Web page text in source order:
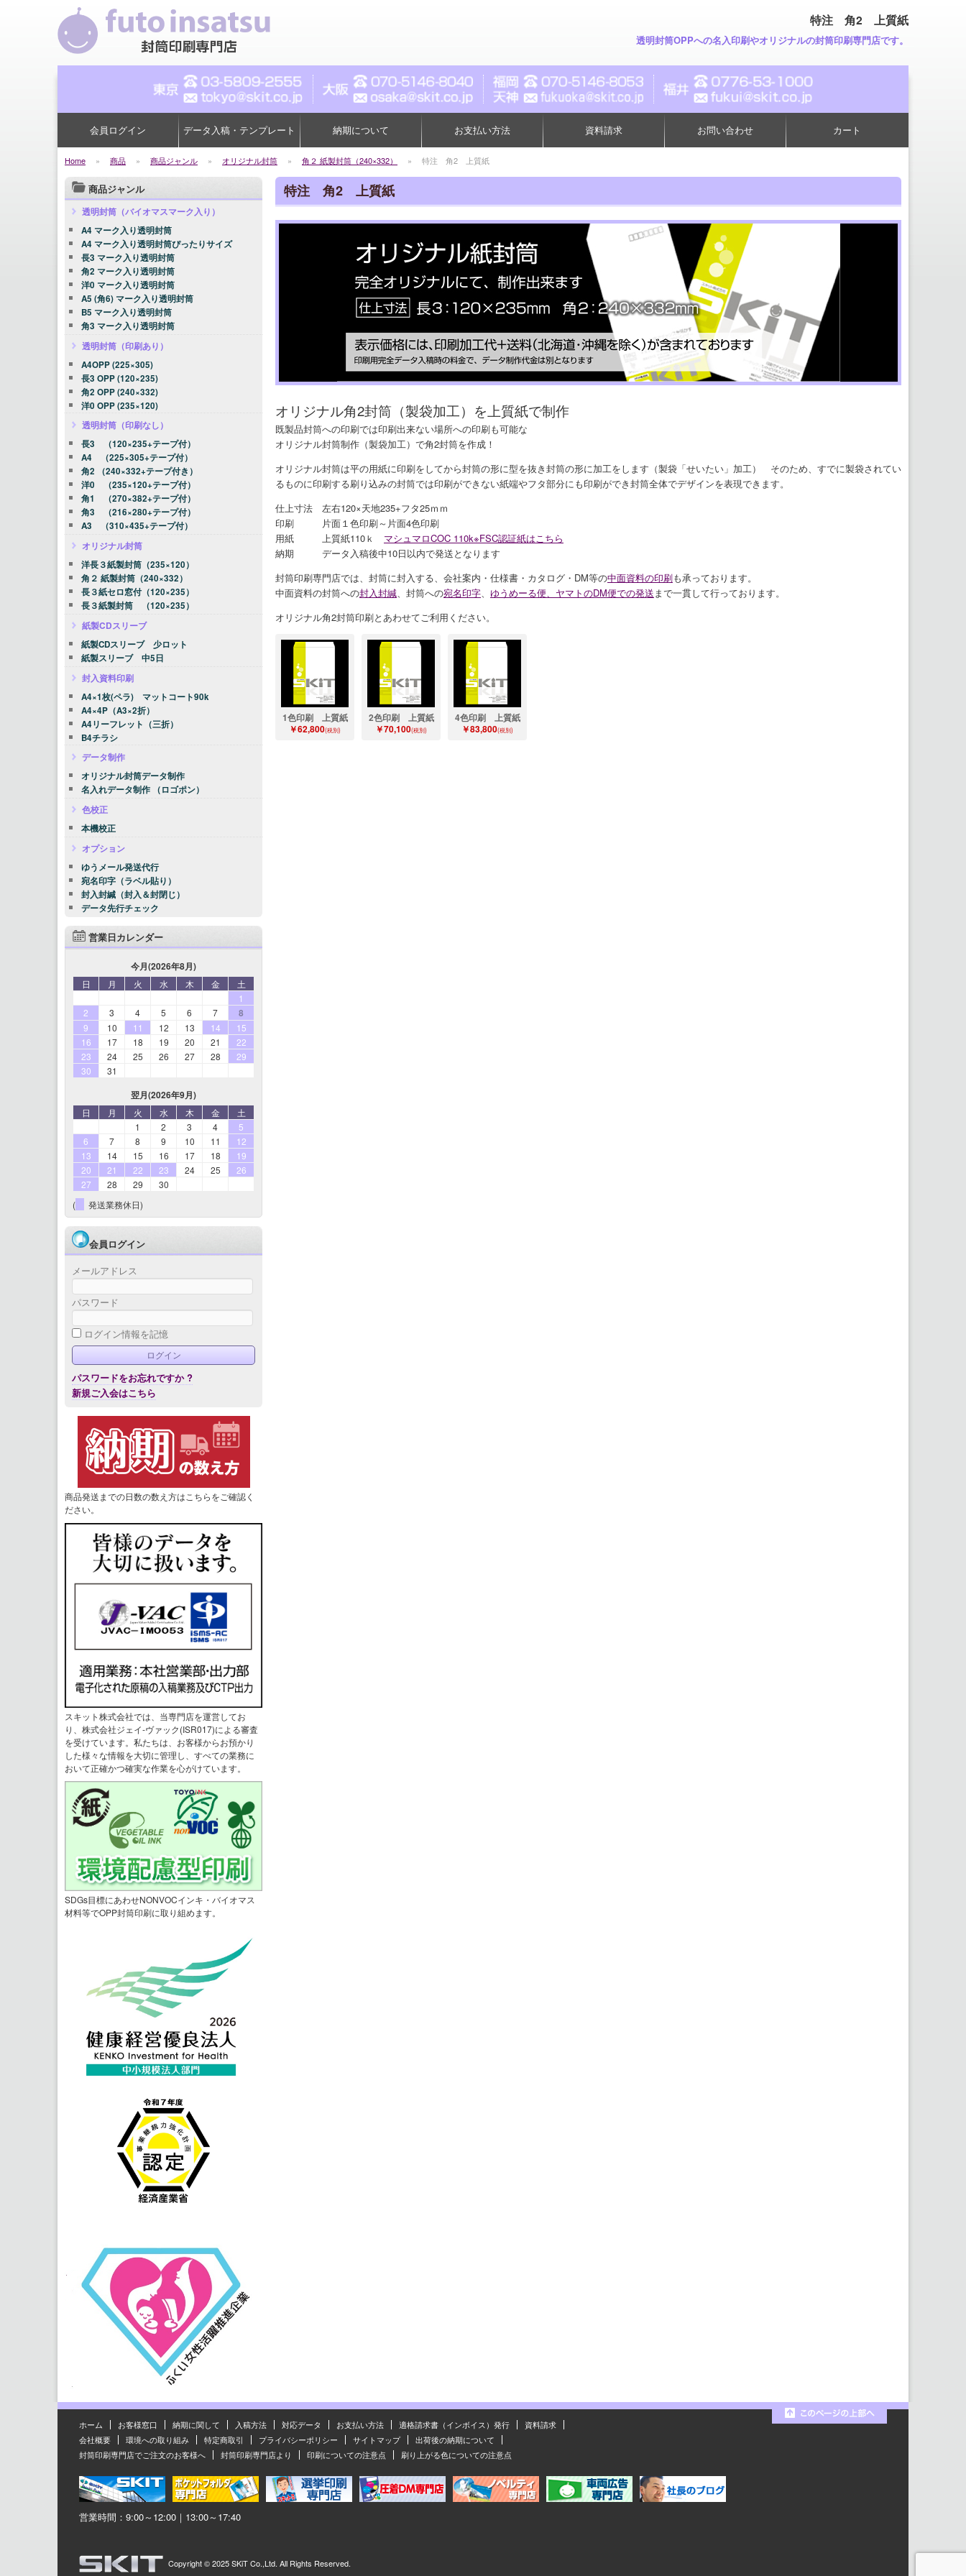
特注 角2 上質紙
透明封筒OPPへの名入印刷やオリジナルの封筒印刷専門店です。
会員ログイン データ入稿・テンプレート 納期について お支払い方法 資料請求 お問い合わせ カート
Home » 商品 » 商品ジャンル » オリジナル封筒 » 角２ 紙製封筒（240×332） » 特注 角2 上質紙
特注 角2 上質紙
オリジナル角2封筒（製袋加工）を上質紙で制作
既製品封筒への印刷では印刷出来ない場所への印刷も可能な
オリジナル封筒制作（製袋加工）で角2封筒を作成！
オリジナル封筒は平の用紙に印刷をしてから封筒の形に型を抜き封筒の形に加工をします（製袋「せいたい」加工） そのため、すでに製袋されてい
るものに印刷する刷り込みの封筒では印刷ができない紙端やフタ部分にも印刷ができ封筒全体でデザインを表現できます。
仕上寸法 左右120×天地235+フタ25ｍｍ
印刷 片面１色印刷～片面4色印刷
用紙 上質紙110ｋ マシュマロCOC 110k※FSC認証紙はこちら
納期 データ入稿後中10日以内で発送となります
封筒印刷専門店では、封筒に封入する、会社案内・仕様書・カタログ・DM等の中面資料の印刷も承っております。
中面資料の封筒への封入封緘、封筒への宛名印字、 ゆうめーる便、ヤマトのDM便での発送まで一貫して行っております。
オリジナル角2封筒印刷とあわせてご利用ください。
1色印刷 上質紙
￥62,800(税別)
2色印刷 上質紙
￥70,100(税別)
4色印刷 上質紙
￥83,800(税別)
商品ジャンル
透明封筒（バイオマスマーク入り）
A4 マーク入り透明封筒
A4 マーク入り透明封筒ぴったりサイズ
長3 マーク入り透明封筒
角2 マーク入り透明封筒
洋0 マーク入り透明封筒
A5 (角6) マーク入り透明封筒
B5 マーク入り透明封筒
角3 マーク入り透明封筒
透明封筒（印刷あり）
A4OPP (225×305)
長3 OPP (120×235)
角2 OPP (240×332)
洋0 OPP (235×120)
透明封筒（印刷なし）
長3 （120×235+テープ付）
A4 （225×305+テープ付）
角2 （240×332+テープ付き）
洋0 （235×120+テープ付）
角1 （270×382+テープ付）
角3 （216×280+テープ付）
A3 （310×435+テープ付）
オリジナル封筒
洋長３紙製封筒（235×120）
角２ 紙製封筒（240×332）
長３紙セロ窓付（120×235）
長３紙製封筒 （120×235）
紙製CDスリーブ
紙製CDスリーブ 少ロット
紙製スリーブ 中5日
封入資料印刷
A4×1枚(ペラ) マットコート90k
A4×4P（A3×2折）
A4リーフレット（三折）
B4チラシ
データ制作
オリジナル封筒データ制作
名入れデータ制作 （ロゴポン）
色校正
本機校正
オプション
ゆうメール発送代行
宛名印字（ラベル貼り）
封入封緘（封入＆封閉じ）
データ先行チェック
営業日カレンダー
今月(2026年8月)
日 月 火 水 木 金
土
1
2
3 4 5 6 7 8
9 10 11 12 13 14
15
16
17 18 19 20 21
22
23
24 25 26 27 28
29
30
31
翌月(2026年9月)
日 月 火 水 木 金
土
1
2 3 4
5
6
7 8 9 10 11
12
13
14 15 16 17 18
19
20
21 22 23 24 25
26
27
28 29
30
(
発送業務休日)
会員ログイン
メールアドレス
パスワード
ログイン情報を記憶
パスワードをお忘れですか ?
新規ご入会はこちら
商品発送までの日数の数え方はこちらをご確認く
ださい。
スキット株式会社では、当専門店を運営してお
り、株式会社ジェイ-ヴァック(ISR017)による審査
を受けています。私たちは、お客様からお預かり
した様々な情報を大切に管理し、すべての業務に
おいて正確かつ確実な作業を心がけています。
SDGs目標にあわせNONVOCインキ・バイオマス
材料等でOPP封筒印刷に取り組めます。
ホーム お客様窓口 納期に関して 入稿方法 対応データ お支払い方法 適格請求書（インボイス）発行
資料請求
会社概要
環境への取り組み 特定商取引 プライバシーポリシー サイトマップ
出荷後の納期について
封筒印刷専門店でご注文のお客様へ
封筒印刷専門店より 印刷についての注意点 刷り上がる色についての注意点
営業時間：9:00～12:00｜13:00～17:40
Copyright ©2025 SKiT Co.,Ltd. All Rights Reserved.